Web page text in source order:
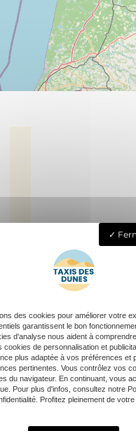
Accueil
Taxi
Transport de malade
Découvrez notre
Contact
des cookies pour améliorer votre
garantissent le bon
d'analyse nous aident à
cookies de personnalisation et
plus adaptée à vos préférences et
pertinentes. Vous contrôlez vos
du navigateur. En continuant, vous
Pour plus d'infos, consultez notre
Profitez pleinement de votre